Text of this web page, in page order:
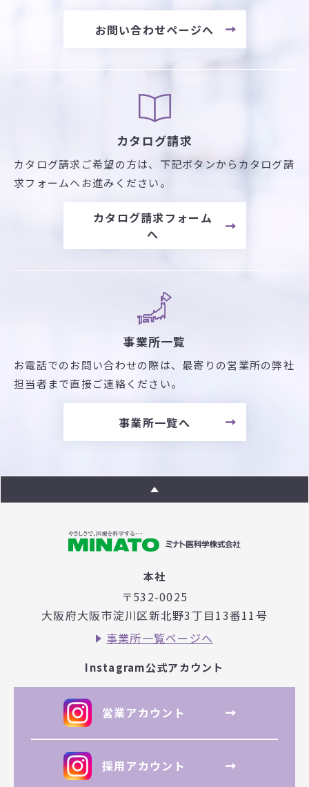
お問い合わせページへ
カタログ請求
カタログ請求ご希望の方は、 下記ボタンからカタログ請
求フォームへお進みください。
カタログ請求フォーム
へ
事業所一覧
お電話でのお問い合わせの際は、最寄りの営業所の弊社
担当者まで直接ご連絡ください。
事業所一覧へ
本社
〒532-0025
大阪府大阪市淀川区新北野3丁目13番11号
事業所一覧ページへ
Instagram公式アカウント
営業アカウント
採用アカウント